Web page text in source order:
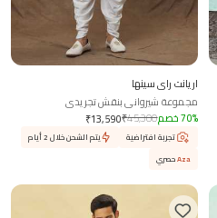
اريانت راي سينها
مجموعة شيرواني بنقش تجريدي
₹13,590₹45,300 70% خصم
تجربة افتراضية
يتم الشحن خلال 2 أيام
Azaحصري